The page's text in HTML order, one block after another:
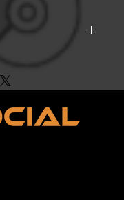
PARA
.
NO